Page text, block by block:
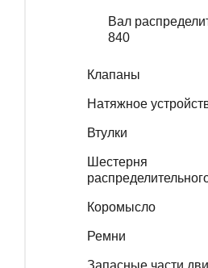
Вал
840
Клапаны
Натяжное
Втулки
Шестерня
Коромысло
Ремни
Запасные части